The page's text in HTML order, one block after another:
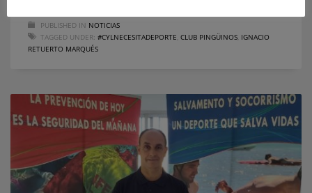
PUBLISHED IN NOTICIAS
TAGGED UNDER: #CYLNECESITADEPORTE CLUB PINGÜINOS IGNACIO
RETUERTO MARQUÉS